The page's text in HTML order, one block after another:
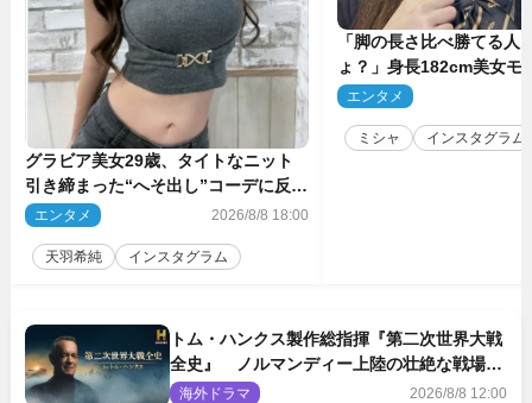
グラビア美女29歳、タイトなニット
引き締まった“へそ出し”コーデに反響
「可愛い過ぎる」
エンタメ 2026/8/8 18:00
天羽希純 インスタグラム
「脚の長さ比べ勝てる人
ょ？」身長182cm美女モ
のプロポーションにネッ
エンタメ
ミシャ インスタグラム
トム・ハンクス製作総指揮『第二次世界大戦
全史』 ノルマンディー上陸の壮絶な戦場を
収めた特別映像解禁
海外ドラマ 2026/8/8 12:00